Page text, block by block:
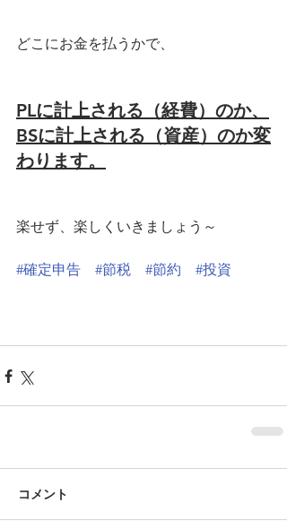
どこにお金を払うかで、
PLに計上される（経費）のか、
BSに計上される（資産）のか変
わります。
楽せず、楽しくいきましょう～
#確定申告 #節税 #節約 #投資
コメント